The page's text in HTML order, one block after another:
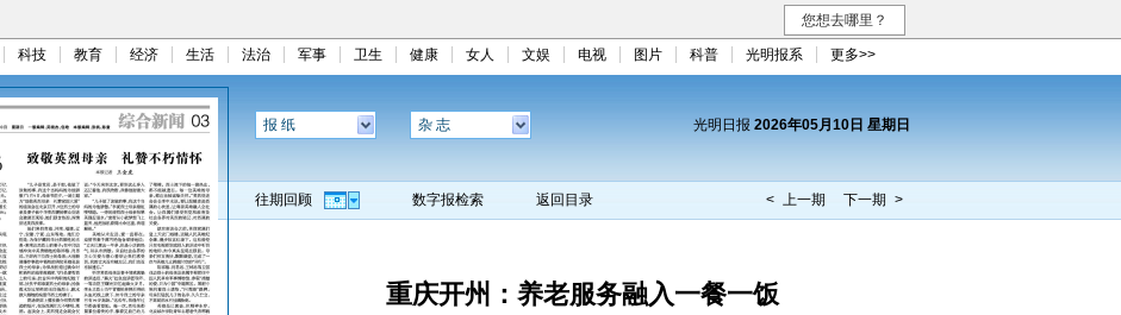
您想去哪里？
科技 教育 经济 生活 法治 军事 卫生 健康 女人 文娱 电视 图片 科普 光明报系 更多>>
报 纸 杂 志 光明日报 2026年05月10日 星期日
往期回顾 数字报检索 返回目录 < 上一期 下一期 >
重庆开州：养老服务融入一餐一饭